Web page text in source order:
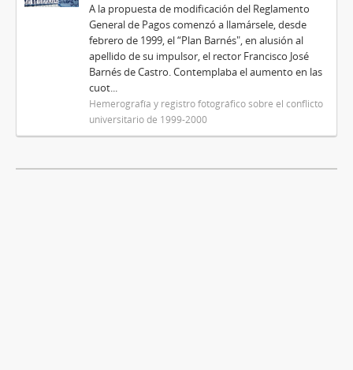
A la propuesta de modificación del Reglamento
General de Pagos comenzó a llamársele, desde
febrero de 1999, el “Plan Barnés", en alusión al
apellido de su impulsor, el rector Francisco José
Barnés de Castro. Contemplaba el aumento en las
cuot...
Hemerografía y registro fotográfico sobre el conflicto
universitario de 1999-2000